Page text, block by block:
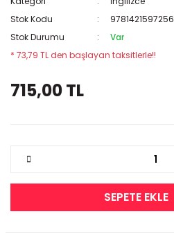
Stok Kodu
9781421597256
Stok Durumu
Var
* 73,79 TL den başlayan taksitlerle!!
715,00 TL
SEPETE EKLE